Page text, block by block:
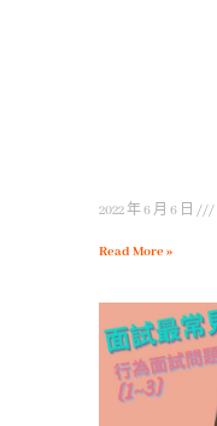
2022 年 6 月 6 日
Read More »